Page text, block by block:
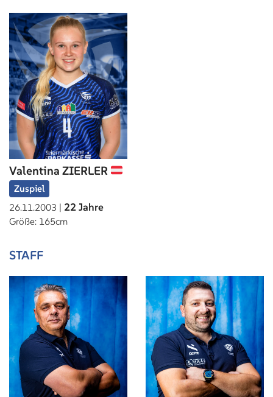
Valentina ZIERLER
Zuspiel
26.11.2003 | 22 Jahre
Größe: 165cm
STAFF